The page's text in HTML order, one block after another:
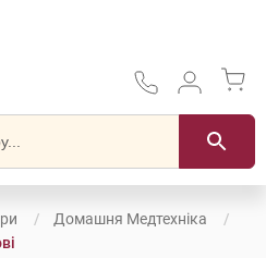
Домашня Медтехніка